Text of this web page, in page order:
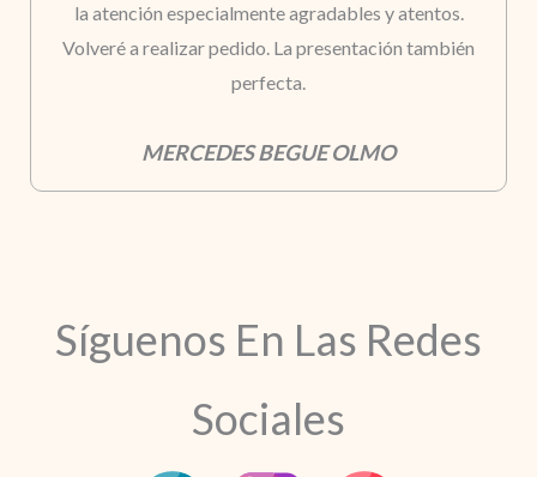
la atención especialmente agradables y atentos.
Volveré a realizar pedido. La presentación también
perfecta.
MERCEDES BEGUE OLMO
Síguenos En Las Redes
Sociales